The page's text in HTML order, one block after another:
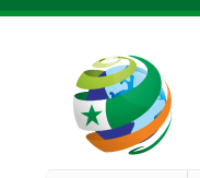
Direkt zum Inhalt